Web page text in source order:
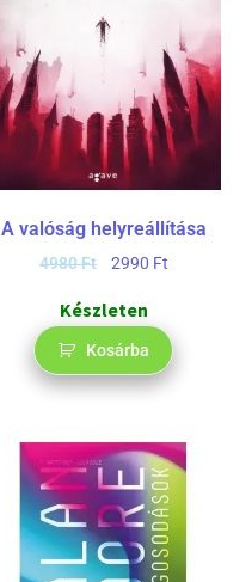
A valóság helyreállítása
4980Ft 2990 Ft
Készleten
Kosárba